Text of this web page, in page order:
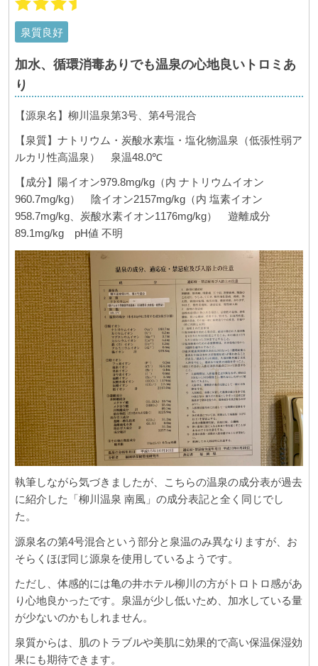
泉質良好
加水、循環消毒ありでも温泉の心地良いトロミあ
り
【源泉名】柳川温泉第3号、第4号混合
【泉質】ナトリウム・炭酸水素塩・塩化物温泉（低張性弱ア
ルカリ性高温泉） 泉温48.0℃
【成分】陽イオン979.8mg/kg（内 ナトリウムイオン
960.7mg/kg） 陰イオン2157mg/kg（内 塩素イオン
958.7mg/kg、炭酸水素イオン1176mg/kg） 遊離成分
89.1mg/kg pH値 不明
執筆しながら気づきましたが、こちらの温泉の成分表が過去
に紹介した「柳川温泉 南風」の成分表記と全く同じでし
た。
源泉名の第4号混合という部分と泉温のみ異なりますが、お
そらくほぼ同じ源泉を使用しているようです。
ただし、体感的には亀の井ホテル柳川の方がトロトロ感があ
り心地良かったです。泉温が少し低いため、加水している量
が少ないのかもしれません。
泉質からは、肌のトラブルや美肌に効果的で高い保温保湿効
果にも期待できます。